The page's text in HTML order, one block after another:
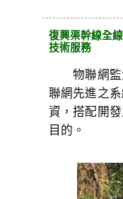
復興渠幹線全
技術服務
物聯網監
聯網先進之
資，搭配開
目的。